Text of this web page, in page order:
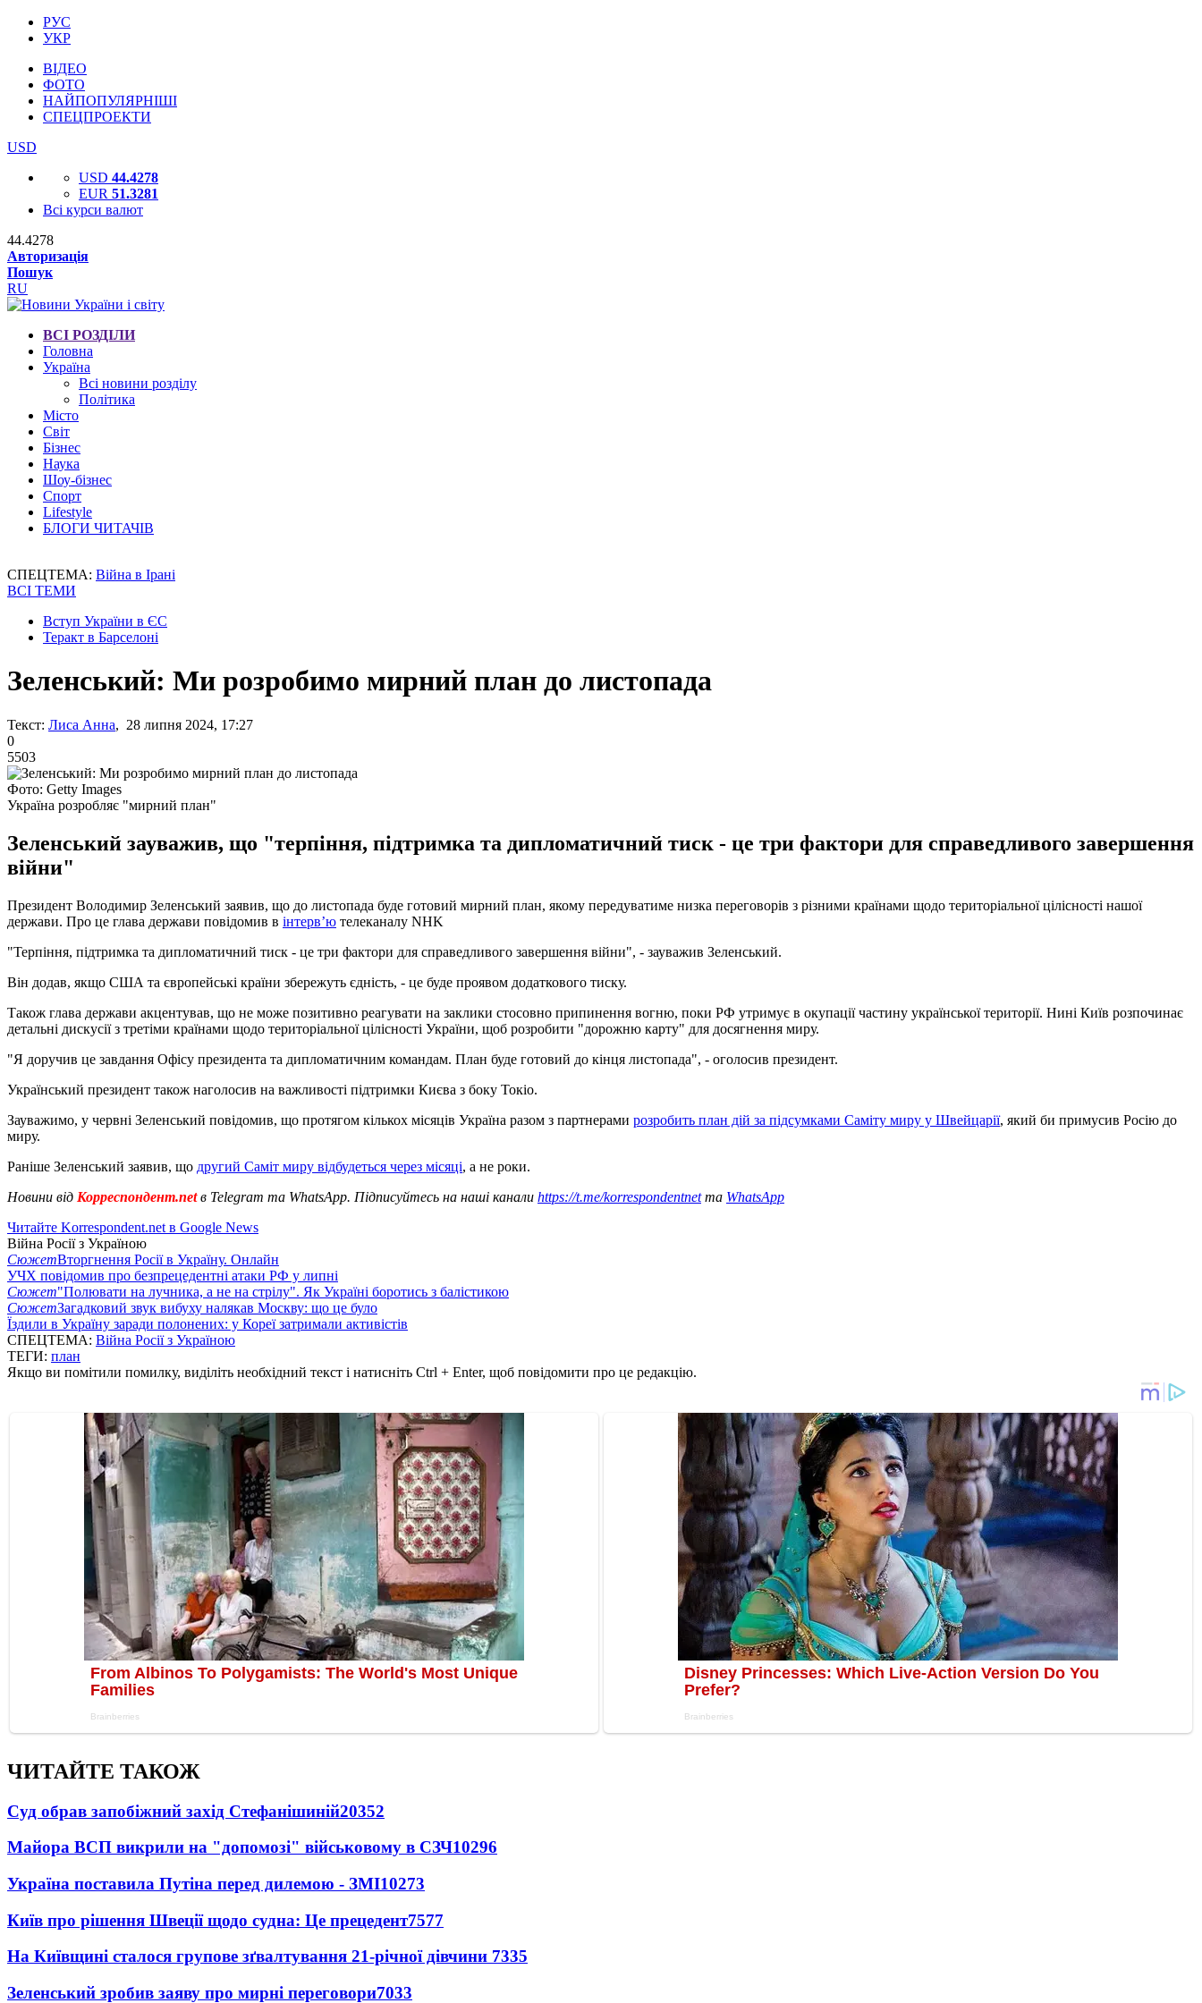
РУС
УКР
ВІДЕО
ФОТО
НАЙПОПУЛЯРНІШІ
СПЕЦПРОЕКТИ
USD
USD 44.4278
EUR 51.3281
Всі курси валют
44.4278
Авторизація
Пошук
RU
ВСІ РОЗДІЛИ
Головна
Україна
Всі новини розділу
Політика
Місто
Світ
Бізнес
Наука
Шоу-бізнес
Спорт
Lifestyle
БЛОГИ ЧИТАЧІВ
СПЕЦТЕМА: Війна в Ірані
ВСІ ТЕМИ
Вступ України в ЄС
Теракт в Барселоні
Зеленський: Ми розробимо мирний план до листопада
Текст: Лиса Анна, 28 липня 2024, 17:27
0
5503
Фото: Getty Images
Україна розробляє "мирний план"
Зеленський зауважив, що "терпіння, підтримка та дипломатичний тиск - це три фактори для справедливого завершення
війни"
Президент Володимир Зеленський заявив, що до листопада буде готовий мирний план, якому передуватиме низка переговорів з різними країнами щодо територіальної цілісності нашої
держави. Про це глава держави повідомив в інтерв’ю телеканалу NHK
"Терпіння, підтримка та дипломатичний тиск - це три фактори для справедливого завершення війни", - зауважив Зеленський.
Він додав, якщо США та європейські країни збережуть єдність, - це буде проявом додаткового тиску.
Також глава держави акцентував, що не може позитивно реагувати на заклики стосовно припинення вогню, поки РФ утримує в окупації частину української території. Нині Київ розпочинає
детальні дискусії з третіми країнами щодо територіальної цілісності України, щоб розробити "дорожню карту" для досягнення миру.
"Я доручив це завдання Офісу президента та дипломатичним командам. План буде готовий до кінця листопада", - оголосив президент.
Український президент також наголосив на важливості підтримки Києва з боку Токіо.
Зауважимо, у червні Зеленський повідомив, що протягом кількох місяців Україна разом з партнерами розробить план дій за підсумками Саміту миру у Швейцарії, який би примусив Росію до
миру.
Раніше Зеленський заявив, що другий Саміт миру відбудеться через місяці, а не роки.
Новини від Корреспондент.netв Telegram та WhatsApp. Підписуйтесь на наші канали https://t.me/korrespondentnetта WhatsApp
Читайте Korrespondent.net в Google News
Війна Росії з Україною
СюжетВторгнення Росії в Україну. Онлайн
УЧХ повідомив про безпрецедентні атаки РФ у липні
Сюжет"Полювати на лучника, а не на стрілу". Як Україні боротись з балістикою
СюжетЗагадковий звук вибуху налякав Москву: що це було
Їздили в Україну заради полонених: у Кореї затримали активістів
СПЕЦТЕМА: Війна Росії з Україною
ТЕГИ: план
Якщо ви помітили помилку, виділіть необхідний текст і натисніть Ctrl + Enter, щоб повідомити про це редакцію.
ЧИТАЙТЕ ТАКОЖ
Суд обрав запобіжний захід Стефанішиній20352
Майора ВСП викрили на "допомозі" військовому в СЗЧ10296
Україна поставила Путіна перед дилемою - ЗМІ10273
Київ про рішення Швеції щодо судна: Це прецедент7577
На Київщині сталося групове зґвалтування 21-річної дівчини 7335
Зеленський зробив заяву про мирні переговори7033